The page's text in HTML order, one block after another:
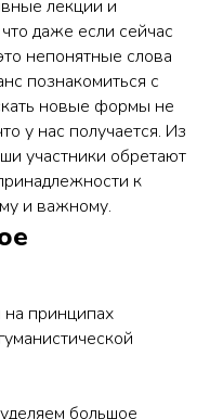
лекции и
даже если сейчас
непонятные слова
познакомиться с
новые формы не
у нас получается. Из
участники обретают
к
и важному.
принципах
большое